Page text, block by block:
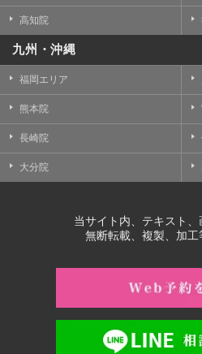
高知院
九州・沖縄
福岡エリア
熊本院
長崎院
大分院
当サイト内、テキスト
無断転載、複製、加工